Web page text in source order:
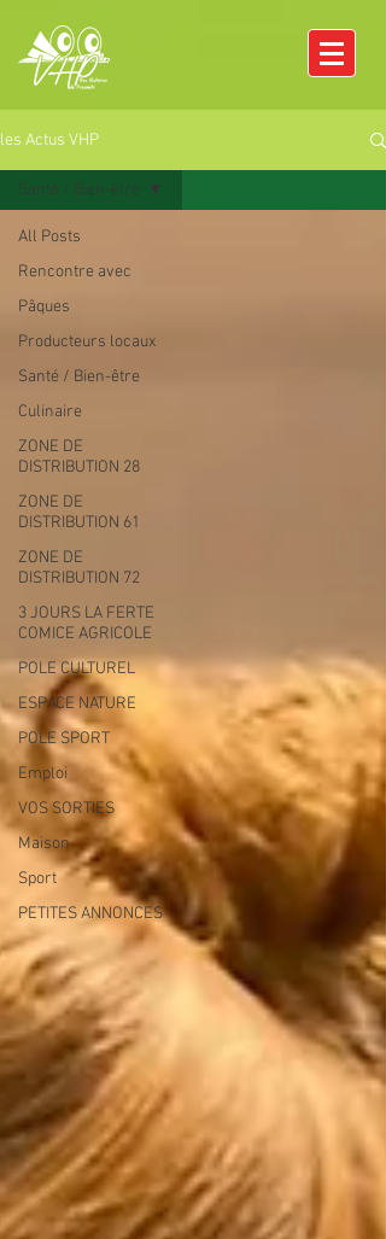
les Actus VHP
All Posts
Rencontre avec
Pâques
Producteurs locaux
Santé / Bien-être
Culinaire
ZONE DE
DISTRIBUTION 28
ZONE DE
DISTRIBUTION 61
ZONE DE
DISTRIBUTION 72
3 JOURS LA FERTE
COMICE AGRICOLE
POLE CULTUREL
ESPACE NATURE
POLE SPORT
Emploi
VOS SORTIES
Maison
Sport
PETITES ANNONCES
Santé / Bien-être